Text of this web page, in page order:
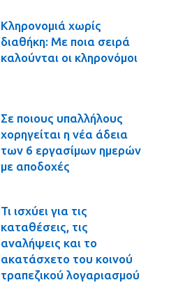
Κληρονομιά χωρίς
διαθήκη: Με ποια σειρά
καλούνται οι κληρονόμοι
Σε ποιους υπαλλήλους
χορηγείται η νέα άδεια
των 6 εργασίμων ημερών
με αποδοχές
Τι ισχύει για τις
καταθέσεις, τις
αναλήψεις και το
ακατάσχετο του κοινού
τραπεζικού λογαριασμού